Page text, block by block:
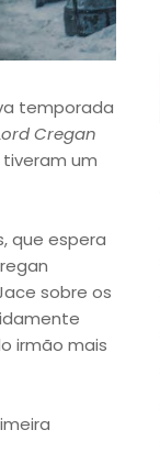
temporada
Cregan
tiveram um
que espera
sobre os
irmão mais